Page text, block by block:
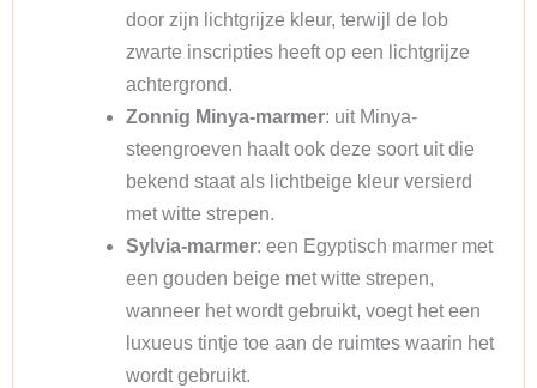
door zijn lichtgrijze kleur, terwijl de lob
zwarte inscripties heeft op een lichtgrijze
achtergrond.
Zonnig Minya-marmer: uit Minya-
steengroeven haalt ook deze soort uit die
bekend staat als lichtbeige kleur versierd
met witte strepen.
Sylvia-marmer: een Egyptisch marmer met
een gouden beige met witte strepen,
wanneer het wordt gebruikt, voegt het een
luxueus tintje toe aan de ruimtes waarin het
wordt gebruikt.